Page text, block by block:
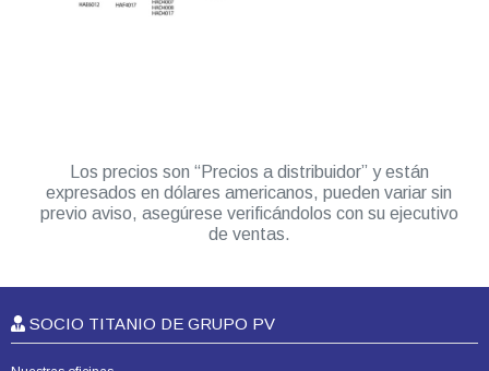
Los precios son “Precios a distribuidor” y están
expresados en dólares americanos, pueden variar sin
previo aviso, asegúrese verificándolos con su ejecutivo
de ventas.
SOCIO TITANIO DE GRUPO PV